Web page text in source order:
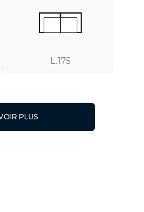
L.175
PLUS